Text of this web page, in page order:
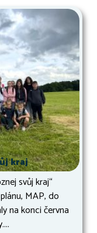
kraj
svůj kraj“
MAP, do
na konci června